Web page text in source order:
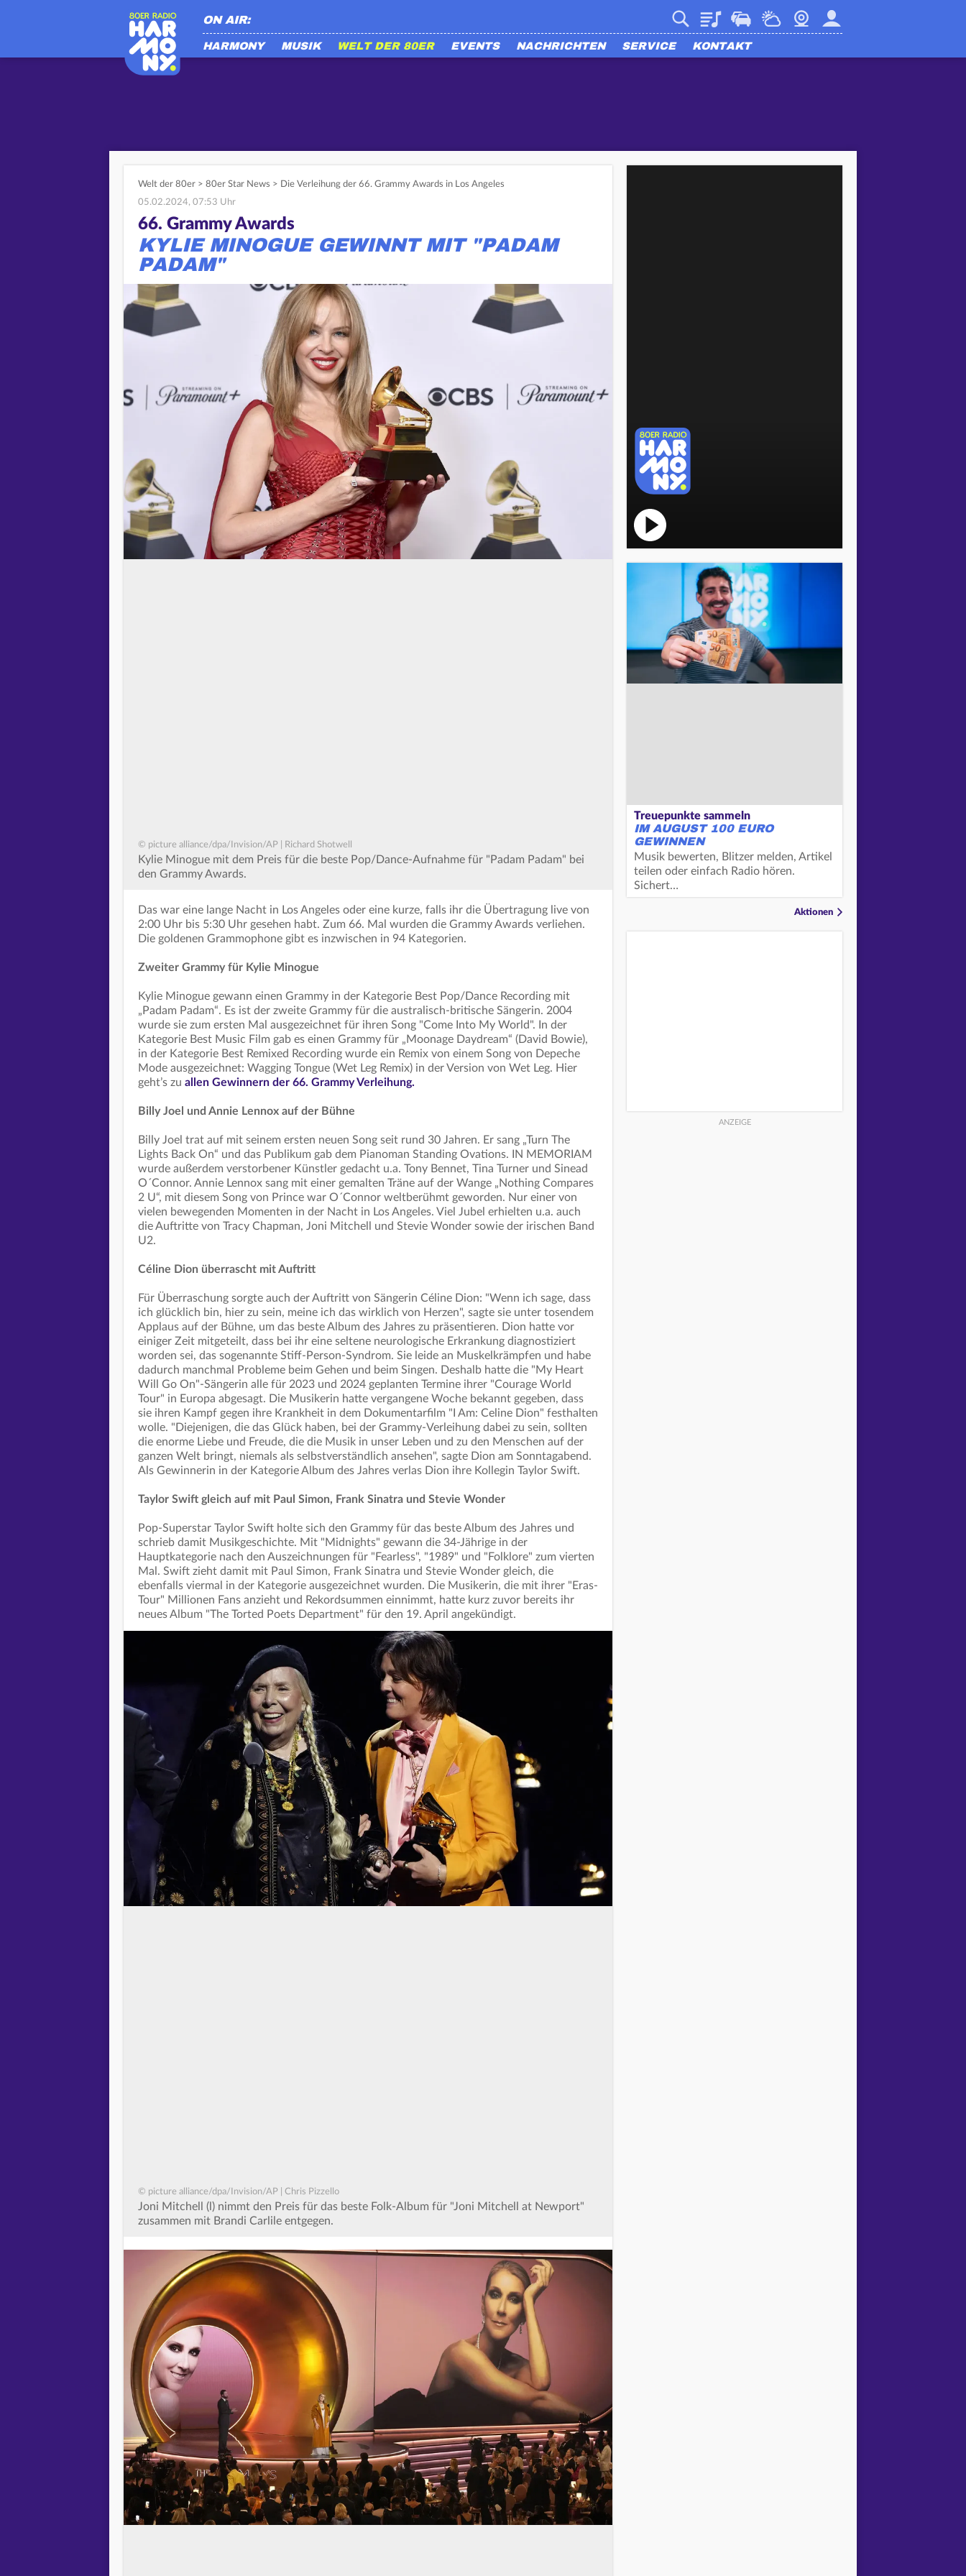
ON AIR: PlaylistVerkehrWetterWebcamMein harmony
HARMONY MUSIK WELT DER 80ER EVENTS NACHRICHTEN SERVICE KONTAKT
Welt der 80er > 80er Star News > Die Verleihung der 66. Grammy Awards in Los Angeles
05.02.2024, 07:53 Uhr
66. Grammy Awards
KYLIE MINOGUE GEWINNT MIT "PADAM
PADAM"
© picture alliance/dpa/Invision/AP | Richard Shotwell
Kylie Minogue mit dem Preis für die beste Pop/Dance-Aufnahme für "Padam Padam" bei
den Grammy Awards.
Das war eine lange Nacht in Los Angeles oder eine kurze, falls ihr die Übertragung live von
2:00 Uhr bis 5:30 Uhr gesehen habt. Zum 66. Mal wurden die Grammy Awards verliehen.
Die goldenen Grammophone gibt es inzwischen in 94 Kategorien.
Zweiter Grammy für Kylie Minogue
Kylie Minogue gewann einen Grammy in der Kategorie Best Pop/Dance Recording mit
„Padam Padam“. Es ist der zweite Grammy für die australisch-britische Sängerin. 2004
wurde sie zum ersten Mal ausgezeichnet für ihren Song "Come Into My World". In der
Kategorie Best Music Film gab es einen Grammy für „Moonage Daydream“ (David Bowie),
in der Kategorie Best Remixed Recording wurde ein Remix von einem Song von Depeche
Mode ausgezeichnet: Wagging Tongue (Wet Leg Remix) in der Version von Wet Leg. Hier
geht’s zu allen Gewinnern der 66. Grammy Verleihung.
Billy Joel und Annie Lennox auf der Bühne
Billy Joel trat auf mit seinem ersten neuen Song seit rund 30 Jahren. Er sang „Turn The
Lights Back On“ und das Publikum gab dem Pianoman Standing Ovations. IN MEMORIAM
wurde außerdem verstorbener Künstler gedacht u.a. Tony Bennet, Tina Turner und Sinead
O´Connor. Annie Lennox sang mit einer gemalten Träne auf der Wange „Nothing Compares
2 U“, mit diesem Song von Prince war O´Connor weltberühmt geworden. Nur einer von
vielen bewegenden Momenten in der Nacht in Los Angeles. Viel Jubel erhielten u.a. auch
die Auftritte von Tracy Chapman, Joni Mitchell und Stevie Wonder sowie der irischen Band
U2.
Céline Dion überrascht mit Auftritt
Für Überraschung sorgte auch der Auftritt von Sängerin Céline Dion: "Wenn ich sage, dass
ich glücklich bin, hier zu sein, meine ich das wirklich von Herzen", sagte sie unter tosendem
Applaus auf der Bühne, um das beste Album des Jahres zu präsentieren. Dion hatte vor
einiger Zeit mitgeteilt, dass bei ihr eine seltene neurologische Erkrankung diagnostiziert
worden sei, das sogenannte Stiff-Person-Syndrom. Sie leide an Muskelkrämpfen und habe
dadurch manchmal Probleme beim Gehen und beim Singen. Deshalb hatte die "My Heart
Will Go On"-Sängerin alle für 2023 und 2024 geplanten Termine ihrer "Courage World
Tour" in Europa abgesagt. Die Musikerin hatte vergangene Woche bekannt gegeben, dass
sie ihren Kampf gegen ihre Krankheit in dem Dokumentarfilm "I Am: Celine Dion" festhalten
wolle. "Diejenigen, die das Glück haben, bei der Grammy-Verleihung dabei zu sein, sollten
die enorme Liebe und Freude, die die Musik in unser Leben und zu den Menschen auf der
ganzen Welt bringt, niemals als selbstverständlich ansehen", sagte Dion am Sonntagabend.
Als Gewinnerin in der Kategorie Album des Jahres verlas Dion ihre Kollegin Taylor Swift.
Taylor Swift gleich auf mit Paul Simon, Frank Sinatra und Stevie Wonder
Pop-Superstar Taylor Swift holte sich den Grammy für das beste Album des Jahres und
schrieb damit Musikgeschichte. Mit "Midnights" gewann die 34-Jährige in der
Hauptkategorie nach den Auszeichnungen für "Fearless", "1989" und "Folklore" zum vierten
Mal. Swift zieht damit mit Paul Simon, Frank Sinatra und Stevie Wonder gleich, die
ebenfalls viermal in der Kategorie ausgezeichnet wurden. Die Musikerin, die mit ihrer "Eras-
Tour" Millionen Fans anzieht und Rekordsummen einnimmt, hatte kurz zuvor bereits ihr
neues Album "The Torted Poets Department" für den 19. April angekündigt.
© picture alliance/dpa/Invision/AP | Chris Pizzello
Joni Mitchell (l) nimmt den Preis für das beste Folk-Album für "Joni Mitchell at Newport"
zusammen mit Brandi Carlile entgegen.
Treuepunkte sammeln
IM AUGUST 100 EURO
GEWINNEN
Musik bewerten, Blitzer melden, Artikel
teilen oder einfach Radio hören.
Sichert…
Aktionen